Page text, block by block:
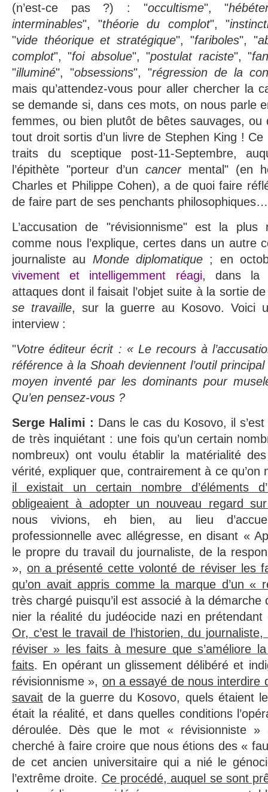
(n’est-ce pas ?) : "occultisme", "
interminables", "théorie du complot", "
"vide théorique et stratégique", "fariboles", "
complot", "foi absolue", "postulat raciste", "
"illuminé", "obsessions", "régression de la
mais qu’attendez-vous pour aller chercher la
se demande si, dans ces mots, on nous parle
femmes, ou bien plutôt de bêtes sauvages,
tout droit sortis d’un livre de Stephen King !
traits du sceptique post-11-Septembre,
l’épithète "porteur d’un cancermental" (en
Charles et Philippe Cohen), a de quoi faire
de faire part de ses penchants philosophiques…
L’accusation de "révisionnisme" est la
comme nous l’explique, certes dans un autre
journaliste au Monde diplomatique ; en
vivement et intelligemment réagi, dans la
attaques dont il faisait l’objet suite à la sortie
se travaille, sur la guerre au Kosovo. Voici
interview :
"Votre éditeur écrit : « Le recours à
référence à la Shoah deviennent l’outil
moyen inventé par les dominants pour
Qu’en pensez-vous ?
Serge Halimi : Dans le cas du Kosovo, il
de très inquiétant : une fois qu’un certain
nombreux) ont voulu établir la matérialité
vérité, expliquer que, contrairement à ce qu’on
il existait un certain nombre d’éléments
obligeaient à adopter un nouveau regard
nous vivions, eh bien, au lieu
professionnelle avec allégresse, en disant «
le propre du travail du journaliste, de la
»,on a présenté cette volonté de réviser les
qu’on avait appris comme la marque d’un «
très chargé puisqu’il est associé à la
nier la réalité du judéocide nazi en prétendant
Or, c’est le travail de l’historien, du
réviser » les faits à mesure que s’améliore
faits. En opérant un glissement délibéré et
révisionnisme », on a essayé de nous interdire
savait de la guerre du Kosovo, quels étaient
était la réalité, et dans quelles conditions
déroulée. Dès que le mot « révisionniste
cherché à faire croire que nous étions des «
de cet ancien universitaire qui a nié le
l’extrême droite. Ce procédé, auquel se sont